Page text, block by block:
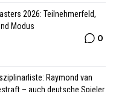
2026: Teilnehmerfeld,
Modus
0
Raymond van
– auch deutsche Spieler